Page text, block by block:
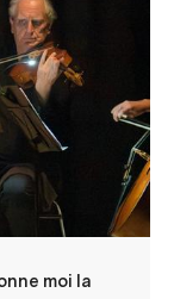
par 4
jouées en
intense.
moi la